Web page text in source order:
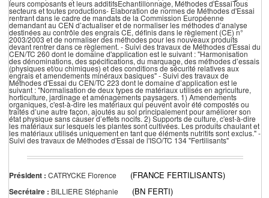
leurs composants et leurs additifsEchantillonnage, Méthodes d'EssaiTous
secteurs et toutes productions- Elaboration de normes de Méthodes d'Essai
rentrant dans le cadre de mandats de la Commission Européenne
demandant au CEN d’actualiser et de normaliser les méthodes d’analyse
destinées au contrôle des engrais CE, définis dans le règlement (CE) n°
2003/2003 et de normaliser des méthodes pour les nouveaux produits
devant rentrer dans ce règlement. - Suivi des travaux de Méthodes d'Essai du
CEN/TC 260 dont le domaine d'application est le suivant : "Harmonisation
des dénominations, des spécifications, du marquage, des méthodes d’essais
(physiques et/ou chimiques) et des conditions de sécurité relatives aux
engrais et amendements minéraux basiques" - Suivi des travaux de
Méthodes d'Essai du CEN/TC 223 dont le domaine d’application est le
suivant : "Normalisation de deux types de matériaux utilisés en agriculture,
horticulture, jardinage et aménagements paysagers. 1) Amendements
organiques, c'est-à-dire les matériaux qui peuvent avoir été compostés ou
traités d’une autre façon, ajoutés au sol principalement pour améliorer son
état physique sans causer d’effets nocifs. 2) Supports de culture, c'est-à-dire
les matériaux sur lesquels les plantes sont cultivées. Les produits chaulant et
les matériaux utilisés uniquement en tant que éléments nutritifs sont exclus." -
Suivi des travaux de Méthodes d'Essai de l'ISO/TC 134 "Fertilisants"
Président : CATRYCKE Florence (FRANCE FERTILISANTS)
Secrétaire : BILLIERE Stéphanie (BN FERTI)